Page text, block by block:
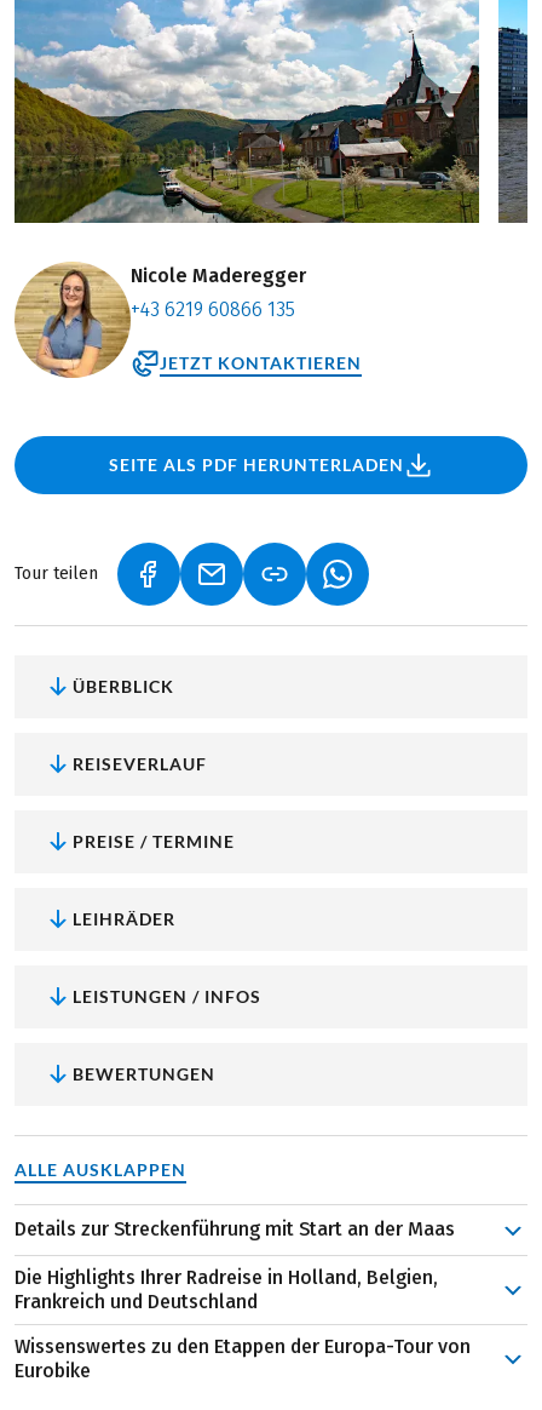
Nicole Maderegger
+43 6219 60866 135
JETZT KONTAKTIEREN
SEITE ALS PDF HERUNTERLADEN
Tour teilen (LINK ÖFFNET IN NEUEM TAB)
(LINK ÖFFNET IN NEUEM TAB)
(LINK ÖFFNET IN
ÜBERBLICK
REISEVERLAUF
PREISE / TERMINE
LEIHRÄDER
LEISTUNGEN / INFOS
BEWERTUNGEN
ALLE AUSKLAPPEN
Details zur Streckenführung mit Start an der Maas
Die Europa-Tour hat Ihren Startort im charmanten
Maastricht in den Niederlanden, Ihr erstes Ziel befindet
sich mit Lüttich wiederum in Belgien. Auf der “la Meuse à
vélo” radeln Sie nach Huy und entlang der Maas bis
Namur. Am nächsten Tag genießen Sie das Flair in Dinant
Die Highlights Ihrer Radreise in Holland, Belgien,
Frankreich und Deutschland
Die charmante Altstadt von Maastrichtlädt zum
Wissenswertes zu den Etappen der Europa-Tour von
Eurobike